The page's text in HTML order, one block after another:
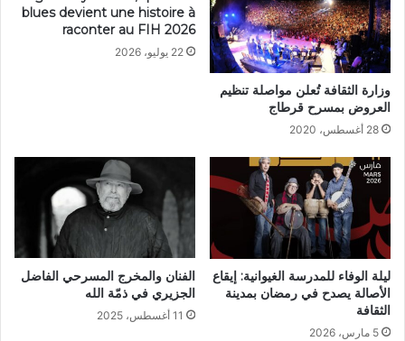
وزارة الثقافة تُعلن مواصلة تنظيم
العروض بمسرح قرطاج
28 أغسطس، 2020
blues devient une histoire à
raconter au FIH 2026
22 يوليو، 2026
ليلة الوفاء للمدرسة الغيوانية: إيقاع
الأصالة يصدح في رمضان بمدينة
الثقافة
5 مارس، 2026
الفنان والمخرج المسرحي الفاضل
الجزيري في ذمّة الله
11 أغسطس، 2025